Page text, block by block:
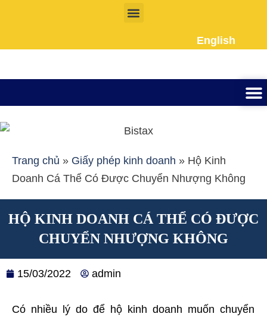
English
Trang chủ » Giấy phép kinh doanh » Hộ Kinh
Doanh Cá Thể Có Được Chuyển Nhượng Không
HỘ KINH DOANH CÁ THỂ CÓ ĐƯỢC
CHUYỂN NHƯỢNG KHÔNG
15/03/2022 admin
Có nhiều lý do để hộ kinh doanh muốn chuyển